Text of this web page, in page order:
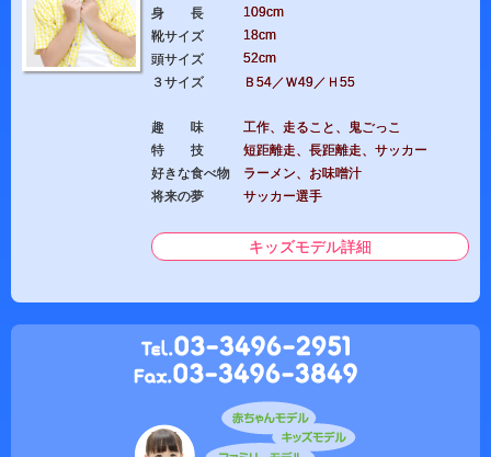
身 長
109cm
靴サイズ
18cm
頭サイズ
52cm
３サイズ
Ｂ54／Ｗ49／Ｈ55
趣 味
工作、走ること、鬼ごっこ
特 技
短距離走、長距離走、サッカー
好きな食べ物
ラーメン、お味噌汁
将来の夢
サッカー選手
キッズモデル詳細